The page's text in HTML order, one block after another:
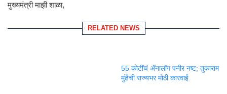
मुख्यमंत्री माझी शाळा,
RELATED NEWS
55 कोटींचं ॲनालॉग पनीर नष्ट; तुकाराम
मुंढेंची राज्यभर मोठी कारवाई